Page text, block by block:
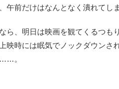
午前だけはなんとなく潰れてし
ら、明日は映画を観てくるつ
映時には眠気でノックダウンさ
。